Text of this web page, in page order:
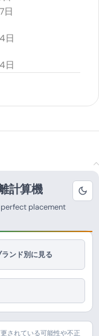
ン
日
日
日
計算機
placement
ランド別に見る
されている可能性や不正